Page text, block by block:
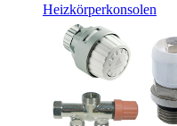
Heizkörperkonsolen